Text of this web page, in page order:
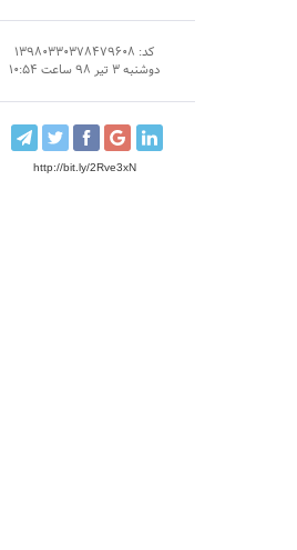
کد: 13980330378479608
دوشنبه 3 تیر 98 ساعت 10:54
http://bit.ly/2Rve3xN